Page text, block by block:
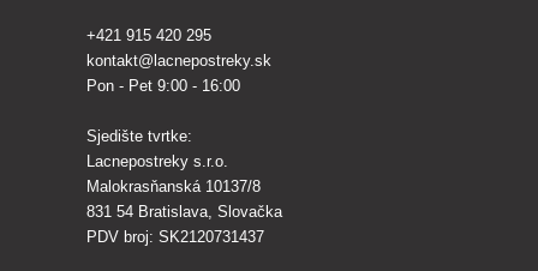
+421 915 420 295
kontakt@lacnepostreky.sk
Pon - Pet 9:00 - 16:00
Sjedište tvrtke:
Lacnepostreky s.r.o.
Malokrasňanská 10137/8
831 54 Bratislava, Slovačka
PDV broj: SK2120731437